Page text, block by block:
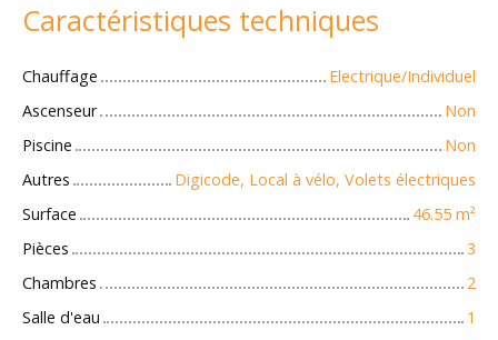
Caractéristiques techniques
Chauffage
Electrique/Individuel
Ascenseur
Non
Piscine
Non
Autres
Digicode, Local à vélo, Volets électriques
Surface
46.55 m²
Pièces
3
Chambres
2
Salle d'eau
1